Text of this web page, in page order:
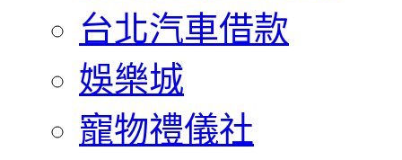
台北汽車借款
娛樂城
寵物禮儀社